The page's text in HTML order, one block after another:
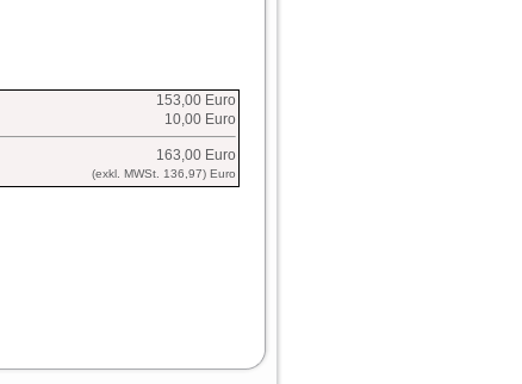
153,00 Euro
10,00 Euro
163,00 Euro
(exkl. MWSt. 136,97) Euro